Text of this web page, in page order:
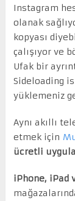
Instagram
olanak
kopyası
çalışıyor ve
Ufak bir
Sideloading
yüklemeniz
Aynı akıllı
etmek için
ücretli
iPhone, iPad